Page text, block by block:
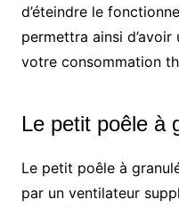
d’éteindre le
permettra ainsi
votre consommation
Le petit poêle à
Le petit poêle à
par un ventilateur